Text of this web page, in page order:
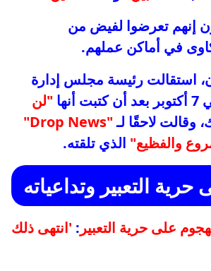
إنهم تعرضوا لفيض من
في أماكن عملهم.
استقالت رئيسة مجلس إدارة
"لن
وقالت لاحقًا لـ"Drop News"
والفظيع" الذي تلقته.
التعبير وتداعياته
على حرية التعبير : 'انتهى ذلك